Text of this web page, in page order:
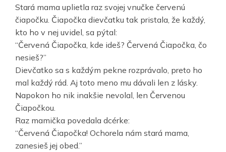
Stará mama uplietla raz svojej vnučke červenú
čiapočku. Čiapočka dievčatku tak pristala, že každý,
kto ho v nej uvidel, sa pýtal:
“Červená Čiapočka, kde ideš? Červená Čiapočka, čo
nesieš?”
Dievčatko sa s každým pekne rozprávalo, preto ho
mal každý rád. Aj toto meno mu dávali len z lásky.
Napokon ho nik inakšie nevolal, len Červenou
Čiapočkou.
Raz mamička povedala dcérke:
“Červená Čiapočka! Ochorela nám stará mama,
zanesieš jej obed.”